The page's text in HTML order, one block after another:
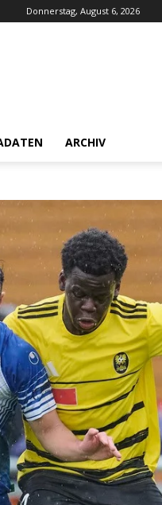
Donnerstag, August 6, 2026
ARCHIV